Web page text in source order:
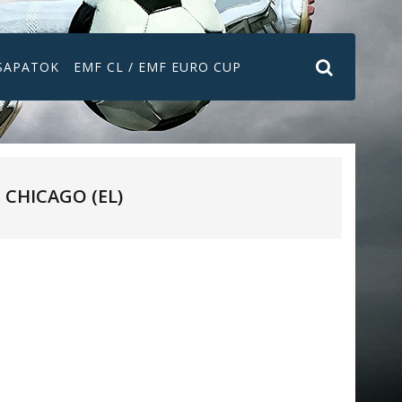
EMF CL / EMF EURO CUP
CHICAGO (EL)